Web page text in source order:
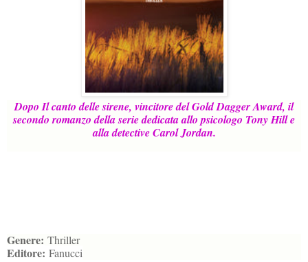
Dopo Il canto delle sirene, vincitore del Gold Dagger Award, il
secondo romanzo della serie dedicata allo psicologo Tony Hill e
alla detective Carol Jordan.
Genere: Thriller
Editore: Fanucci